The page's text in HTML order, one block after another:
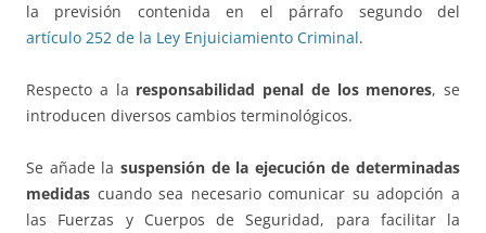
la previsión contenida en el párrafo segundo del
artículo 252 de la Ley Enjuiciamiento Criminal.
Respecto a la responsabilidad penal de los menores, se
introducen diversos cambios terminológicos.
Se añade la suspensión de la ejecución de determinadas
medidas cuando sea necesario comunicar su adopción a
las Fuerzas y Cuerpos de Seguridad, para facilitar la